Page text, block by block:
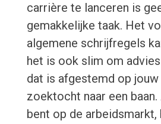
carrière te lanceren is
gemakkelijke taak. Het
algemene schrijfregels
het is ook slim om
dat is afgestemd op
zoektocht naar een
bent op de arbeidsmarkt,